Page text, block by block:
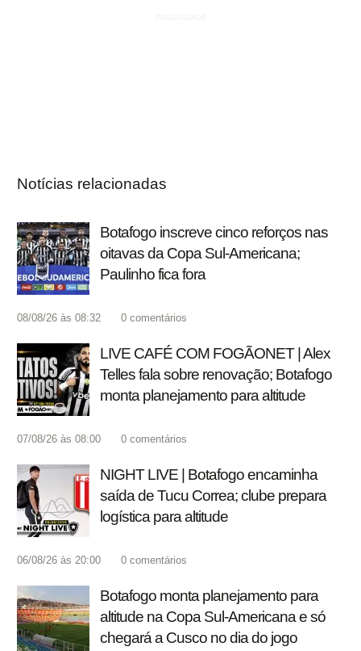
Notícias relacionadas
Botafogo inscreve cinco reforços nas
oitavas da Copa Sul-Americana;
Paulinho fica fora
08/08/26 às 08:32 0 comentários
LIVE CAFÉ COM FOGÃONET | Alex
Telles fala sobre renovação; Botafogo
monta planejamento para altitude
07/08/26 às 08:00 0 comentários
NIGHT LIVE | Botafogo encaminha
saída de Tucu Correa; clube prepara
logística para altitude
06/08/26 às 20:00 0 comentários
Botafogo monta planejamento para
altitude na Copa Sul-Americana e só
chegará a Cusco no dia do jogo